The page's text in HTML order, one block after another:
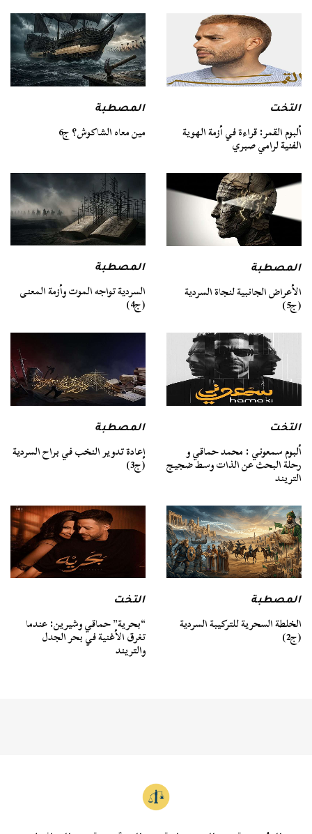
التخت
ألبوم القمر: قراءة في أزمة الهوية
الفنية لرامي صبري
المصطبة
مين معاه الشاكوش؟ ج6
المصطبة
الأعراض الجانبية لنجاة السردية
(ج5)
المصطبة
السردية تواجه الموت وأزمة المعنى
(ج4)
التخت
ألبوم سمعوني : محمد حماقي و
رحلة البحث عن الذات وسط ضجيج
التريند
المصطبة
إعادة تدوير النخب في براح السردية
(ج3)
المصطبة
الخلطة السحرية للتركيبة السردية
(ج2)
التخت
“بحرية” حماقي وشيرين: عندما
تغرق الأغنية في بحر الجدل
والتريند